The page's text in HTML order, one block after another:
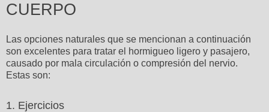
CUERPO
Las opciones naturales que se mencionan a continuación
son excelentes para tratar el hormigueo ligero y pasajero,
causado por mala circulación o compresión del nervio.
Estas son:
1. Ejercicios